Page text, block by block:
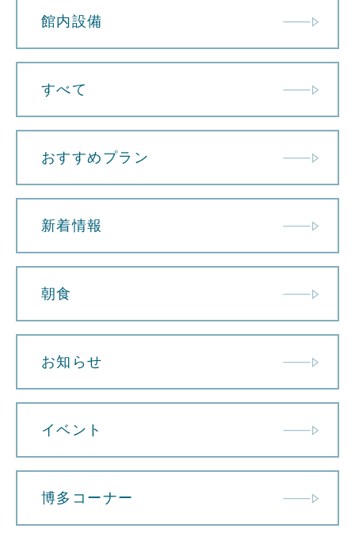
館内設備
すべて
おすすめプラン
新着情報
朝食
お知らせ
イベント
博多コーナー